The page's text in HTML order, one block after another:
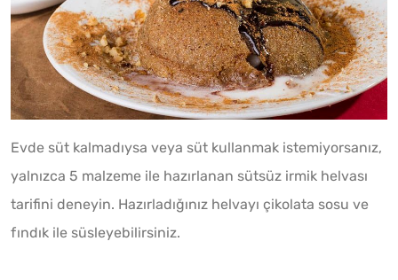
Evde süt kalmadıysa veya süt kullanmak istemiyorsanız,
yalnızca 5 malzeme ile hazırlanan sütsüz irmik helvası
tarifini deneyin. Hazırladığınız helvayı çikolata sosu ve
fındık ile süsleyebilirsiniz.